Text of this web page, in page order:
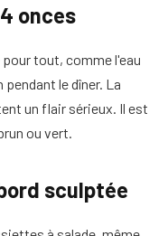
onces
tout, comme l'eau
le dîner. La
un flair sérieux. Il est
ou vert.
sculptée